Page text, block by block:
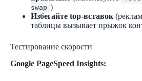
swap )
Избегайте top-вставок
таблицы вызывает прыжок
Тестирование скорости
Google PageSpeed Insights: